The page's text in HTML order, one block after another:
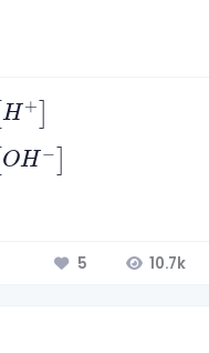
H +
H+]
OH −
OH-]
5 10.7k